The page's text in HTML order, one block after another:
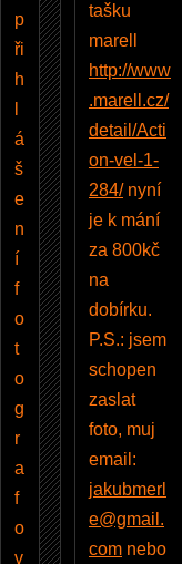
p
ři
h
á
š
e
n
í
f
o
t
o
g
r
a
f
o
v
tašku
marell
http://www
.marell.cz/
detail/Acti
on-vel-1-
284/nyní
je k mání
za 800kč
na
dobírku.
P.S.: jsem
schopen
zaslat
foto, muj
email:
jakubmerl
e@gmail.
com nebo